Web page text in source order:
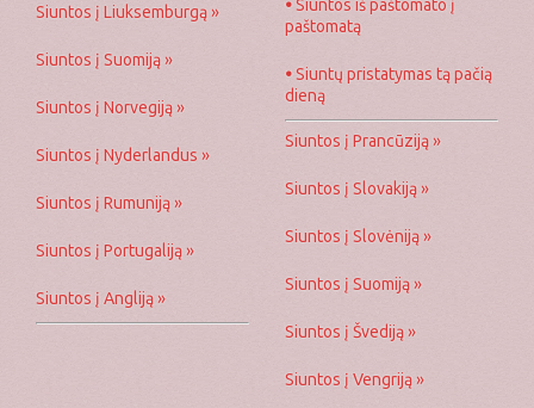
Siuntos į Liuksemburgą »
Siuntos į Suomiją »
Siuntos į Norvegiją »
Siuntos į Nyderlandus »
Siuntos į Rumuniją »
Siuntos į Portugaliją »
Siuntos į Angliją »
•Siuntos iš paštomato į
paštomatą
•Siuntų pristatymas tą pačią
dieną
Siuntos į Prancūziją »
Siuntos į Slovakiją »
Siuntos į Slovėniją »
Siuntos į Suomiją »
Siuntos į Švediją »
Siuntos į Vengriją »